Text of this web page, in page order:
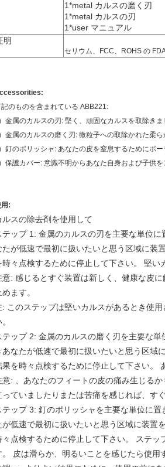
1*metal カルスの磨く刃
1*metal カルスの刃
1*user マニュアル
明
セリウム、FCC、ROHS の
のものを含まれている ABB221:
金属のカルスの刃: 堅く、頑固なカルスを取除きま
金属のカルスの磨く刃: 微粒子への取除かれた柔
釘のポリッシャ: あなたの皮を窒息するためにポ
保護カバー: 意識不明からあなた自身および子供
:
ルスの除去剤を使用して
テップ 1: 金属のカルスの刃を主要な単位
たが低速で最初に扱いたいと思う区域に装
時々点検するために停止して下さい。 堅い
意: 感じるとすぐ装置は新しく、健康な皮
ます。
: このステップは堅いカルスがあるとき使
テップ 2: 金属のカルスの磨く刃を主要な
あなたが低速で最初に扱いたいと思う区域
果を時々点検するために停止して下さい。
意: 、あなたのフィートの皮の痛み生じる
っていましたりまたは苦痛を感じれば、す
テップ 3: 釘のポリッシャを主要な単位に
が低速で最初に扱いたいと思う区域に装置
々点検するために停止して下さい。 ステ
。 皮は滑らか、明るいことを感じたら使用